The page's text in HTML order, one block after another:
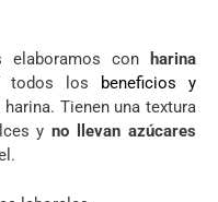
elaboramos con
harina
todos los
beneficios y
Tienen una textura
yno llevan azúcares